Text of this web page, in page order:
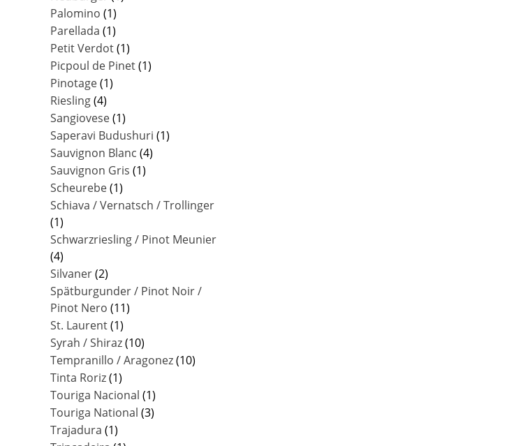
Palomino (1)
Parellada (1)
Petit Verdot(1)
Picpoul de Pinet(1)
Pinotage(1)
Riesling(4)
Sangiovese(1)
Saperavi Budushuri (1)
Sauvignon Blanc (4)
Sauvignon Gris (1)
Scheurebe(1)
Schiava / Vernatsch / Trollinger
(1)
Schwarzriesling / Pinot Meunier
(4)
Silvaner(2)
Spätburgunder / Pinot Noir /
Pinot Nero (11)
St. Laurent(1)
Syrah / Shiraz(10)
Tempranillo / Aragonez(10)
Tinta Roriz(1)
Touriga Nacional (1)
Touriga National (3)
Trajadura (1)